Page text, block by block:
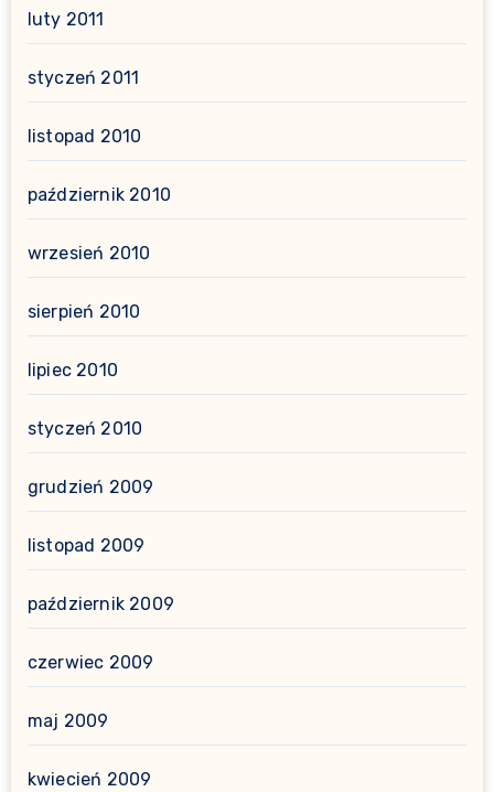
luty 2011
styczeń 2011
listopad 2010
październik 2010
wrzesień 2010
sierpień 2010
lipiec 2010
styczeń 2010
grudzień 2009
listopad 2009
październik 2009
czerwiec 2009
maj 2009
kwiecień 2009